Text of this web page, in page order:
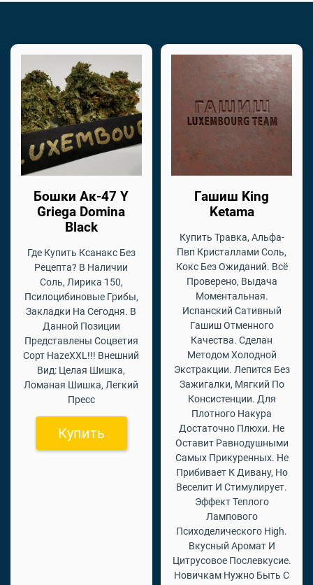
Бошки Ак-47 Y
Griega Domina
Black
Где Купить Ксанакс Без
Рецепта? В Наличии
Соль, Лирика 150,
Псилоцибиновые Грибы,
Закладки На Сегодня. В
Данной Позиции
Представлены Соцветия
Сорт HazeXXL!!! Внешний
Вид: Целая Шишка,
Ломаная Шишка, Легкий
Пресс
Купить
Гашиш King
Ketama
Купить Травка, Альфа-
Пвп Кристаллами Соль,
Кокс Без Ожиданий. Всё
Проверено, Выдача
Моментальная.
Испанский Сативный
Гашиш Отменного
Качества. Сделан
Методом Холодной
Экстракции. Лепится Без
Зажигалки, Мягкий По
Консистенции. Для
Плотного Накура
Достаточно Плюхи. Не
Оставит Равнодушными
Самых Прикуренных. Не
Прибивает К Дивану, Но
Веселит И Стимулирует.
Эффект Теплого
Лампового
Психоделического High.
Вкусный Аромат И
Цитрусовое Послевкусие.
Новичкам Нужно Быть С